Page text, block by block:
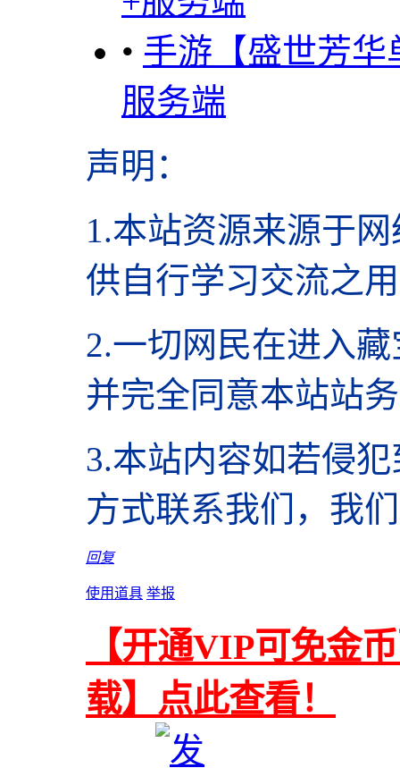
• 手游【盛世芳
服务端
声明 ：
1.本站资源来源于
供自行学习交流之
2.一切网民在进入
并完全同意本站站
3.本站内容如若侵
方式联系我们，我
回复
使用道具 举报
【开通VIP可免金
载】点此查看！